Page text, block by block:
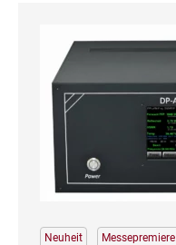
Neuheit Messepremiere